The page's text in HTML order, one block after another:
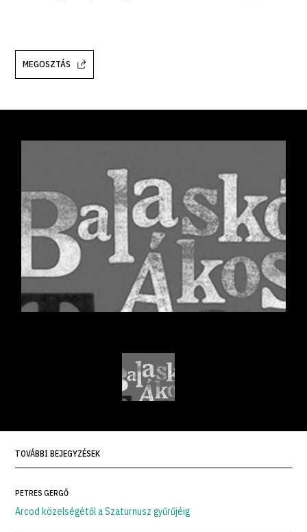
MEGOSZTÁS
TOVÁBBI BEJEGYZÉSEK
PETRES GERGŐ
Arcod közelségétől a Szaturnusz gyűrűjéig